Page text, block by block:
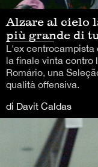
Alzare al cielo
più grande di
L'ex centrocampista
la finale vinta contro
Romário, una
qualità offensiva.
di Davit Caldas